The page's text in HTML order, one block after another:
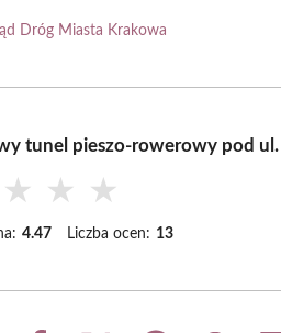
Dróg Miasta Krakowa
tunel pieszo-rowerowy pod
★ ★ ★
4.47 Liczba ocen: 13